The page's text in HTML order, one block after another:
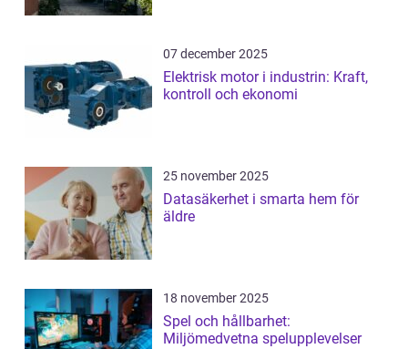
07 december 2025
Elektrisk motor i industrin: Kraft,
kontroll och ekonomi
25 november 2025
Datasäkerhet i smarta hem för
äldre
18 november 2025
Spel och hållbarhet:
Miljömedvetna spelupplevelser